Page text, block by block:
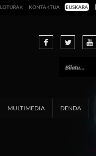
EUSKARA
LOTURAK KONTAKTUA
MULTIMEDIA DENDA